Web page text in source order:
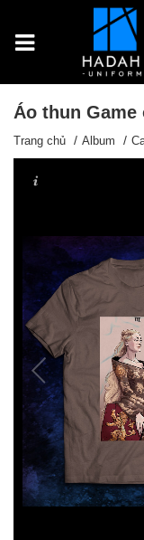
Áo thun Game
Trang chủ Album